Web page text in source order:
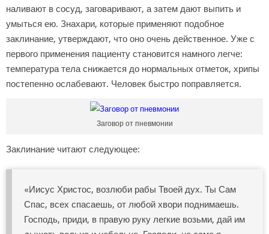
наливают в сосуд, заговаривают, а затем дают выпить и
умыться ею. Знахари, которые применяют подобное
заклинание, утверждают, что оно очень действенное. Уже с
первого применения пациенту становится намного легче:
температура тела снижается до нормальных отметок, хрипы
постепенно ослабевают. Человек быстро поправляется.
Заговор от пневмонии
Заклинание читают следующее:
«Иисус Христос, возлюби рабы Твоей дух. Ты Сам
Спас, всех спасаешь, от любой хвори поднимаешь.
Господь, приди, в правую руку легкие возьми, дай им